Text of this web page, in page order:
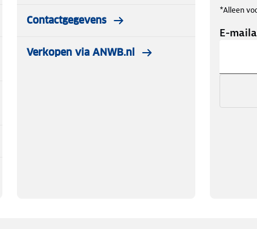
Contactgegevens
Verkopen via ANWB.nl
*Alleen
E-